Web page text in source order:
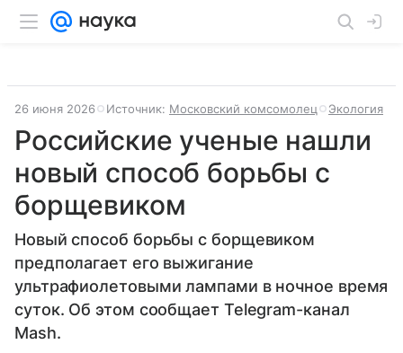
26 июня 2026 Источник: Московский комсомолец Экология
Российские ученые нашли
новый способ борьбы с
борщевиком
Новый способ борьбы с борщевиком
предполагает его выжигание
ультрафиолетовыми лампами в ночное время
суток. Об этом сообщает Telegram-канал
Mash.